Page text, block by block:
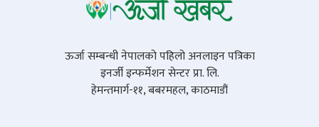
ऊर्जा सम्बन्धी नेपालको पहिलो अनलाइन पत्रिका
इनर्जी इन्फर्मेशन सेन्टर प्रा. लि.
हेमन्तमार्ग-११, बबरमहल, काठमाडौं